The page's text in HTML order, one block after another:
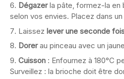
Dégazerla pâte, formez-la en
selon vos envies. Placez dans
Laissez lever une seconde
Dorerau pinceau avec un
Cuisson : Enfournez à 180°C
Surveillez : la brioche doit être